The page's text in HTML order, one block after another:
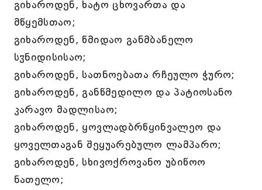
გიხაროდენ, ხატო ცხოვართა და
მწყემსთაო;
გიხაროდენ, წმიდაო განმბანელო
სჳნიდისისაო;
გიხაროდენ, სათნოებათა რჩეულო ჭურო;
გიხაროდენ, განწმედილო და პატიოსანო
კარავო მადლისაო;
გიხაროდენ, ყოვლადბრწყინვალეო და
ყოველთაგან შეყუარებულო ლამპარო;
გიხაროდენ, სხივოქროვანო უბიწოო
ნათელო;